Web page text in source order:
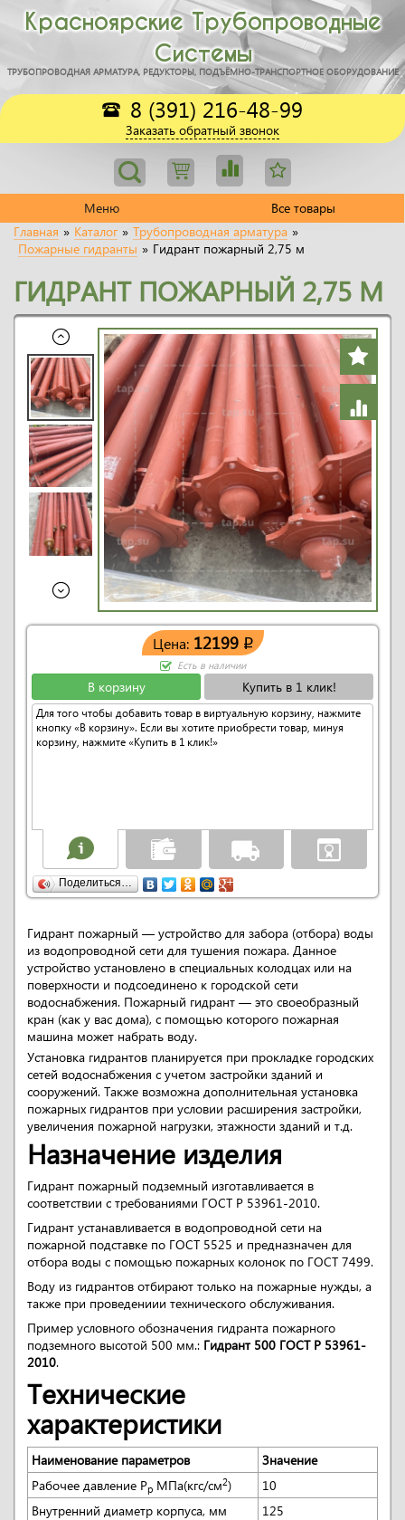
Красноярские Трубопроводные
Системы
ТРУБОПРОВОДНАЯ АРМАТУРА, РЕДУКТОРЫ, ПОДЪЁМНО-ТРАНСПОРТНОЕ ОБОРУДОВАНИЕ
8 (391) 216-48-99
Заказать обратный звонок
Меню
Все товары
Главная » Каталог » Трубопроводная арматура »
Пожарные гидранты » Гидрант пожарный 2,75 м
ГИДРАНТ ПОЖАРНЫЙ 2,75 М
Цена: 12199 q
Есть в наличии
В корзину Купить в 1 клик!
Для того чтобы добавить товар в виртуальную корзину, нажмите
кнопку «В корзину». Если вы хотите приобрести товар, минуя
корзину, нажмите «Купить в 1 клик!»
Поделиться…
Гидрант пожарный — устройство для забора (отбора) воды
из водопроводной сети для тушения пожара. Данное
устройство установлено в специальных колодцах или на
поверхности и подсоединено к городской сети
водоснабжения. Пожарный гидрант — это своеобразный
кран (как у вас дома), с помощью которого пожарная
машина может набрать воду.
Установка гидрантов планируется при прокладке городских
сетей водоснабжения с учетом застройки зданий и
сооружений. Также возможна дополнительная установка
пожарных гидрантов при условии расширения застройки,
увеличения пожарной нагрузки, этажности зданий и т.д.
Назначение изделия
Гидрант пожарный подземный изготавливается в
соответствии с требованиями ГОСТ Р 53961-2010.
Гидрант устанавливается в водопроводной сети на
пожарной подставке по ГОСТ 5525 и предназначен для
отбора воды с помощью пожарных колонок по ГОСТ 7499.
Воду из гидрантов отбирают только на пожарные нужды, а
также при проведениии технического обслуживания.
Пример условного обозначения гидранта пожарного
подземного высотой 500 мм.: Гидрант 500 ГОСТ Р 53961-
2010.
Технические
характеристики
Наименование параметров
Значение
Рабочее давление Pp МПа(кгс/см2)
10
Внутренний диаметр корпуса, мм
125